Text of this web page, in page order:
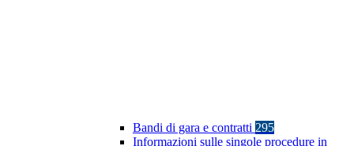
Bandi di gara e contratti 295
Informazioni sulle singole procedure in